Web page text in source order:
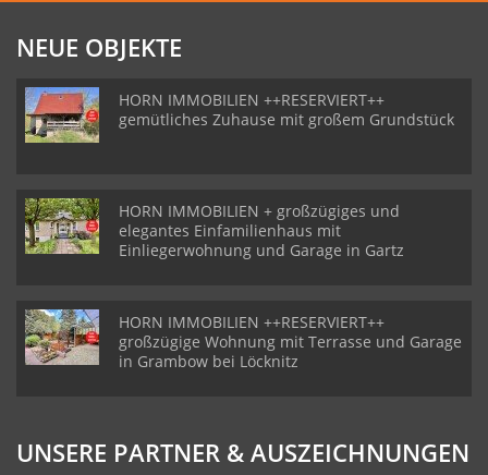
NEUE OBJEKTE
HORN IMMOBILIEN ++RESERVIERT++
gemütliches Zuhause mit großem Grundstück
HORN IMMOBILIEN + großzügiges und
elegantes Einfamilienhaus mit
Einliegerwohnung und Garage in Gartz
HORN IMMOBILIEN ++RESERVIERT++
großzügige Wohnung mit Terrasse und Garage
in Grambow bei Löcknitz
UNSERE PARTNER & AUSZEICHNUNGEN